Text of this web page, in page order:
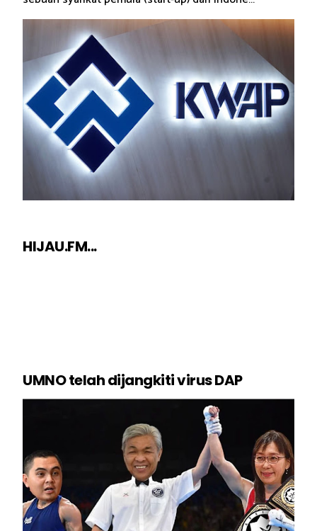
HIJAU.FM...
UMNO telah dijangkiti virus DAP